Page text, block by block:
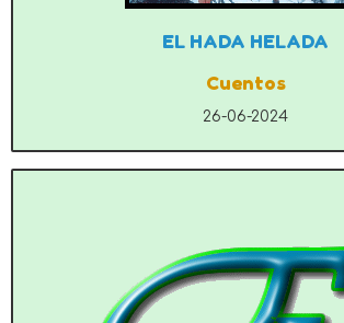
EL HADA HELADA
Cuentos
26-06-2024